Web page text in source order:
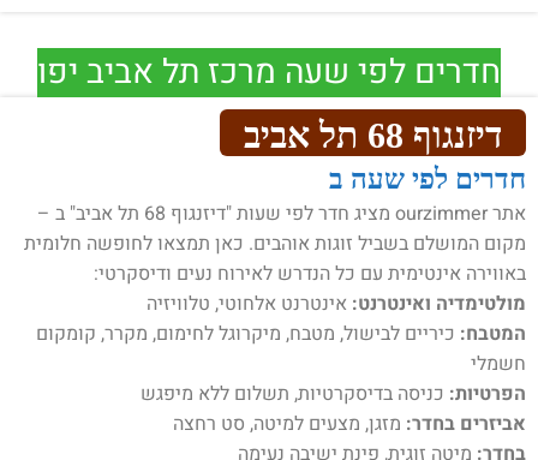
חדרים לפי שעה מרכז תל אביב יפו
דיזנגוף 68 תל אביב
חדרים לפי שעה ב
אתר ourzimmer מציג חדר לפי שעות "דיזנגוף 68 תל אביב" ב –
מקום המושלם בשביל זוגות אוהבים. כאן תמצאו לחופשה חלומית
באווירה אינטימית עם כל הנדרש לאירוח נעים ודיסקרטי:
מולטימדיה ואינטרנט: אינטרנט אלחוטי, טלוויזיה
המטבח: כיריים לבישול, מטבח, מיקרוגל לחימום, מקרר, קומקום
חשמלי
הפרטיות: כניסה בדיסקרטיות, תשלום ללא מיפגש
אביזרים בחדר: מזגן, מצעים למיטה, סט רחצה
בחדר: מיטה זוגית, פינת ישיבה נעימה